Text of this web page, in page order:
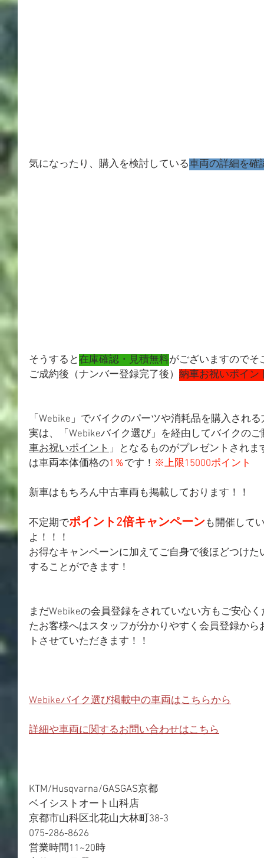
気になったり、購入を検討している車両の詳細を確
そうすると在庫確認・見積無料がございますのでそ
ご成約後（ナンバー登録完了後） 納車お祝いポイン
「Webike」でバイクのパーツや消耗品を購入され
実は、「Webikeバイク選び」を経由してバイクの
車お祝いポイント」となるものがプレゼントされ
は車両本体価格の1％です！ ※上限15000ポイント
新車はもちろん中古車両も掲載しております！！
不定期でポイント2倍キャンペーン も開催して
よ！！！
お得なキャンペーンに加えてご自身で後ほどつけ
することができます！
まだWebikeの会員登録をされていない方もご安心
たお客様へはスタッフが分かりやすく会員登録か
トさせていただきます！！
Webikeバイク選び掲載中の車両はこちらから
詳細や車両に関するお問い合わせはこちら
KTM/Husqvarna/GASGAS京都
ベイシストオート山科店
京都市山科区北花山大林町38-3
075-286-8626
営業時間11~20時